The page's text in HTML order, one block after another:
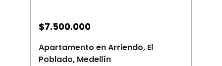
$7.500.000
Apartamento en Arriendo, El
Poblado, Medellín